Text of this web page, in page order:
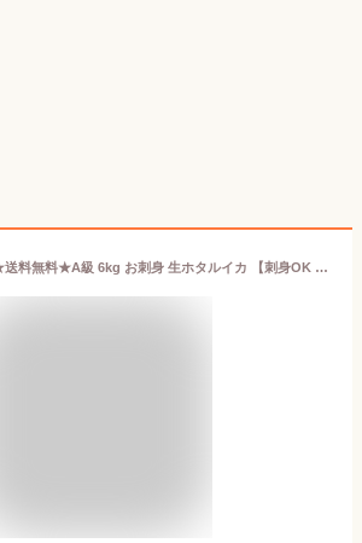
2024新物予約★送料無料★A級 6kg お刺身 生ホタルイカ 【刺身OK アニサキス処理済】ほたるいか ホタルイカ 生 ホタルイカ刺身 ルアー ホタルイカ沖漬け 蛍烏賊 ほたるいか生 ほたるいか刺身 ほたるいかルアー ほたるいか沖漬け ホタルイカ素干し